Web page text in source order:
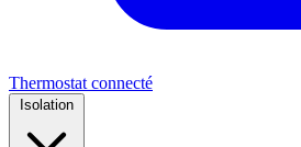
Thermostat connecté